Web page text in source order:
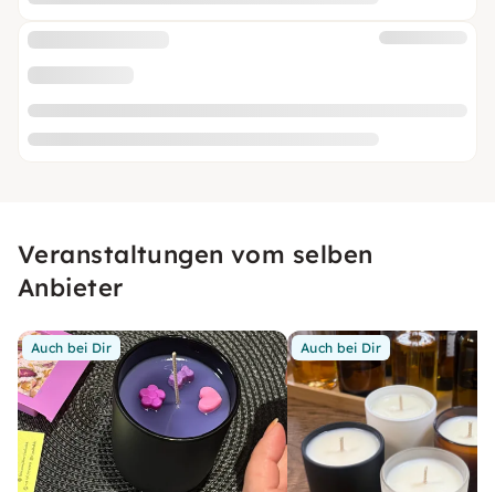
Veranstaltungen vom selben
Anbieter
Auch bei Dir Auch bei Dir